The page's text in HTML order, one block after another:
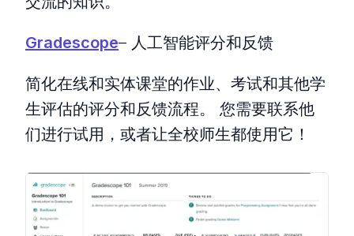
Gradescope– 人工智能评分和反馈
简化在线和实体课堂的作业、考试和其他学
生评估的评分和反馈流程。 您需要联系他
们进行试用，或者让全校师生都使用它！